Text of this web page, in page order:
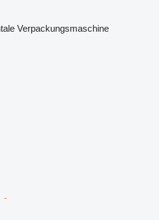
Verpackungsmaschine